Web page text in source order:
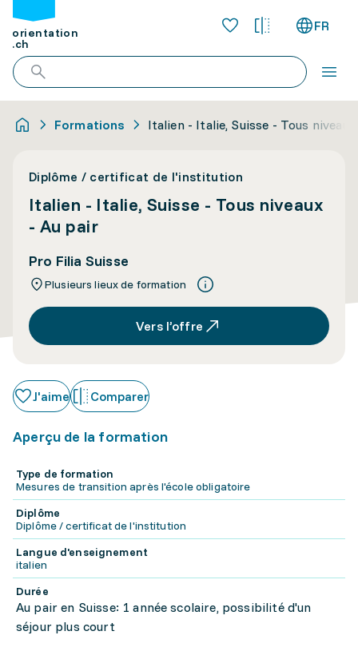
orientation
.ch
FR
Formations Italien - Italie, Suisse - Tous
Diplôme / certificat de l'institution
Italien - Italie, Suisse - Tous niveaux
- Au pair
Pro Filia Suisse
Plusieurs lieux de formation
Vers l’offre
J'aime Comparer
Aperçu de la formation
Type de formation
Mesures de transition après l'école obligatoire
Diplôme
Diplôme / certificat de l'institution
Langue d'enseignement
italien
Durée
Au pair en Suisse: 1 année scolaire, possibilité d'un
séjour plus court